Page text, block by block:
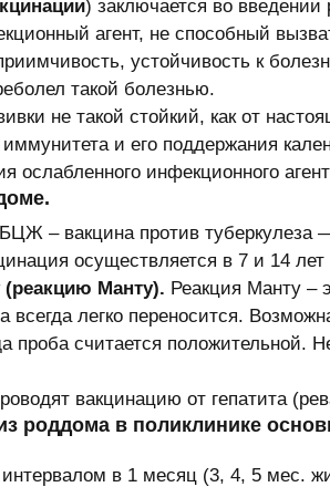
) заключается во введении
агент, не способный
устойчивость к
такой болезнью.
не такой стойкий, как от
иммунитета и его поддержания
ослабленного инфекционного
– вакцина против туберкулеза
осуществляется в 7 и 14
(реакцию Манту). Реакция Манту –
всегда легко переносится.
проба считается положительной.
вакцинацию от гепатита
роддома в поликлинике
в 1 месяц (3, 4, 5 мес.